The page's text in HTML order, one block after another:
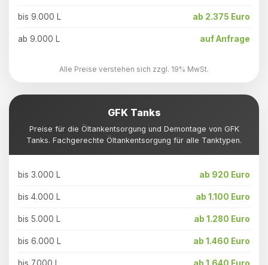
bis 9.000 L ab 2.375 Euro
ab 9.000 L auf Anfrage
Alle Preise verstehen sich zzgl. 19% MwSt.
GFK Tanks
Preise für die Öltankentsorgung und Demontage von GFK
Tanks. Fachgerechte Öltankentsorgung für alle Tanktypen.
bis 3.000 L ab 920 Euro
bis 4.000 L ab 1.100 Euro
bis 5.000 L ab 1.280 Euro
bis 6.000 L ab 1.460 Euro